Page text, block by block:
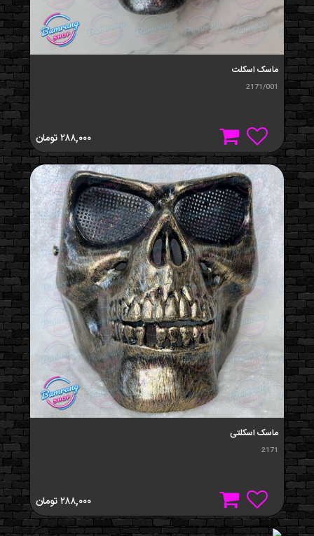
ماسک اسکلت
2171/001
۲۸۸,۰۰۰تومان
ماسک اسکلتی
2171
۲۸۸,۰۰۰تومان